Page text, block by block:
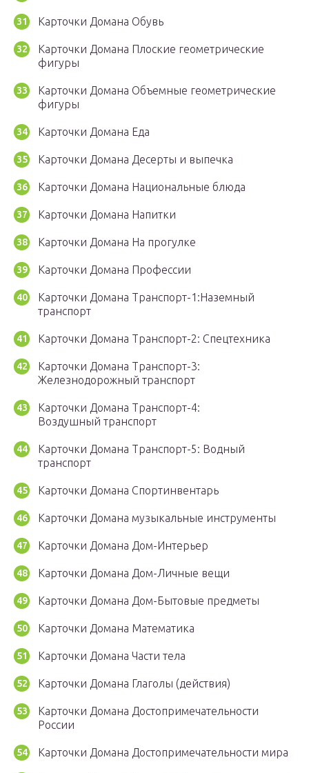
Карточки Домана Обувь
Карточки Домана Плоские геометрические
фигуры
Карточки Домана Объемные геометрические
фигуры
Карточки Домана Еда
Карточки Домана Десерты и выпечка
Карточки Домана Национальные блюда
Карточки Домана Напитки
Карточки Домана На прогулке
Карточки Домана Профессии
Карточки Домана Транспорт-1:Наземный
транспорт
Карточки Домана Транспорт-2: Спецтехника
Карточки Домана Транспорт-3:
Железнодорожный транспорт
Карточки Домана Транспорт-4:
Воздушный транспорт
Карточки Домана Транспорт-5: Водный
транспорт
Карточки Домана Спортинвентарь
Карточки Домана музыкальные инструменты
Карточки Домана Дом-Интерьер
Карточки Домана Дом-Личные вещи
Карточки Домана Дом-Бытовые предметы
Карточки Домана Математика
Карточки Домана Части тела
Карточки Домана Глаголы (действия)
Карточки Домана Достопримечательности
России
Карточки Домана Достопримечательности мира